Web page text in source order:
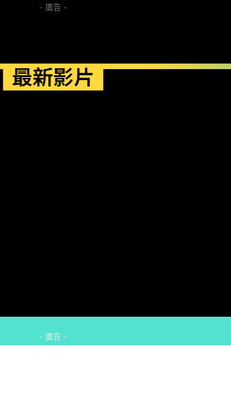
- 廣告 -
最新影片
- 廣告 -